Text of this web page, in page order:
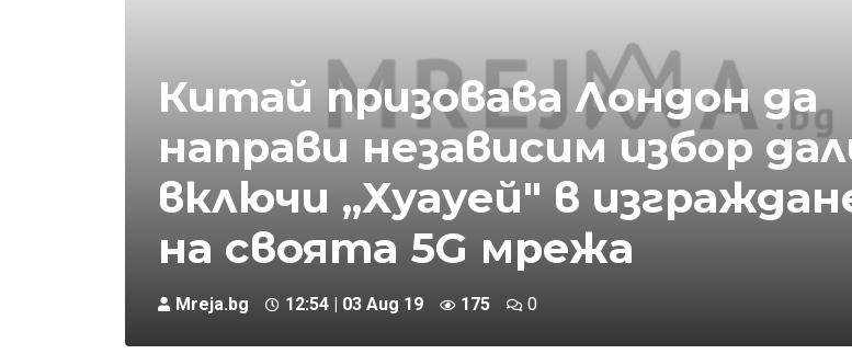
Китай призовава Лондон да
направи независим избор
включи „Хуауей" в
на своята 5G мрежа
Mreja.bg 12:54 | 03 Aug 19 175 0